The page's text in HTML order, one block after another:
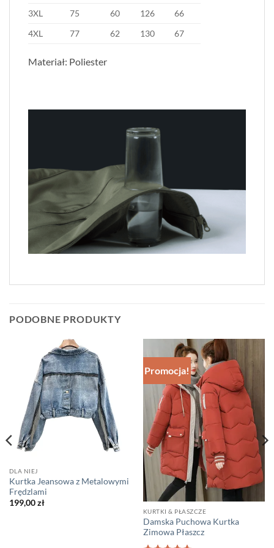
3XL 75 60 126
66
4XL
77 62 130 67
Materiał: Poliester
PODOBNE PRODUKTY
DLA NIEJ
Kurtka Jeansowa z Metalowymi
Frędzlami
199,00zł
Promocja!
KURTKI & PŁASZCZE
Damska Puchowa Kurtka
Zimowa Płaszcz